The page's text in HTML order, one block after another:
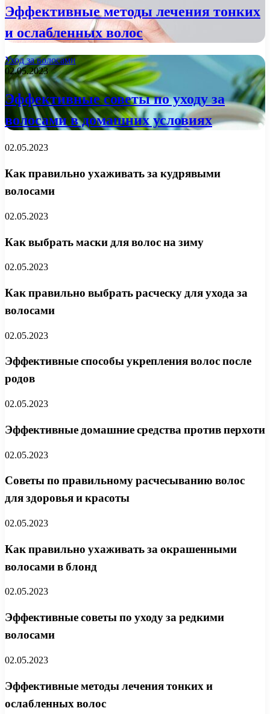
Эффективные методы лечения тонких
и ослабленных волос
Уход за волосами
02.05.2023
Эффективные советы по уходу за
волосами в домашних условиях
02.05.2023
Как правильно ухаживать за кудрявыми
волосами
02.05.2023
Как выбрать маски для волос на зиму
02.05.2023
Как правильно выбрать расческу для ухода за
волосами
02.05.2023
Эффективные способы укрепления волос после
родов
02.05.2023
Эффективные домашние средства против перхоти
02.05.2023
Советы по правильному расчесыванию волос
для здоровья и красоты
02.05.2023
Как правильно ухаживать за окрашенными
волосами в блонд
02.05.2023
Эффективные советы по уходу за редкими
волосами
02.05.2023
Эффективные методы лечения тонких и
ослабленных волос